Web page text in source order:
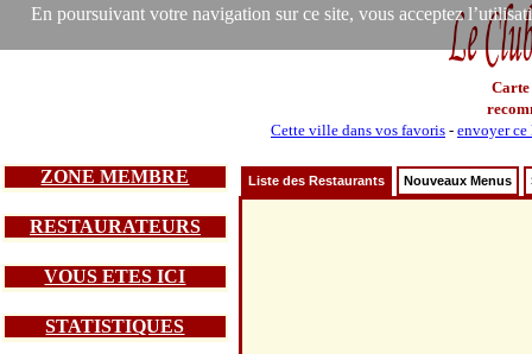
En poursuivant votre navigation sur ce site, vous acceptez
Carte
Cette ville dans vos favoris - envoyer
ZONE MEMBRE
RESTAURATEURS
VOUS ETES ICI
STATISTIQUES
Liste des Restaurants Nouveaux Menus